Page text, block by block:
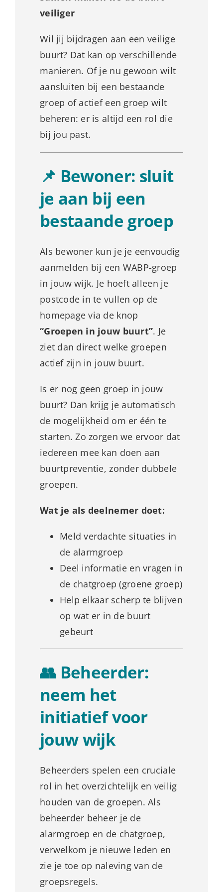
Hulpmiddelen
SAAR methode
WhatsApp-groepsregels
veiliger
Wil jij bijdragen aan een veilige
buurt? Dat kan op verschillende
manieren. Of je nu gewoon wilt
aansluiten bij een bestaande
groep of actief een groep wilt
beheren: er is altijd een rol die
bij jou past.
📌 Bewoner: sluit
je aan bij een
bestaande groep
Als bewoner kun je je eenvoudig
aanmelden bij een WABP-groep
in jouw wijk. Je hoeft alleen je
postcode in te vullen op de
homepage via de knop
“Groepen in jouw buurt”. Je
ziet dan direct welke groepen
actief zijn in jouw buurt.
Is er nog geen groep in jouw
buurt? Dan krijg je automatisch
de mogelijkheid om er één te
starten. Zo zorgen we ervoor dat
iedereen mee kan doen aan
buurtpreventie, zonder dubbele
groepen.
Wat je als deelnemer doet:
Meld verdachte situaties in
de alarmgroep
Deel informatie en vragen in
de chatgroep (groene groep)
Help elkaar scherp te blijven
op wat er in de buurt
gebeurt
👥 Beheerder:
neem het
initiatief voor
jouw wijk
Beheerders spelen een cruciale
rol in het overzichtelijk en veilig
houden van de groepen. Als
beheerder beheer je de
alarmgroep en de chatgroep,
verwelkom je nieuwe leden en
zie je toe op naleving van de
groepsregels.